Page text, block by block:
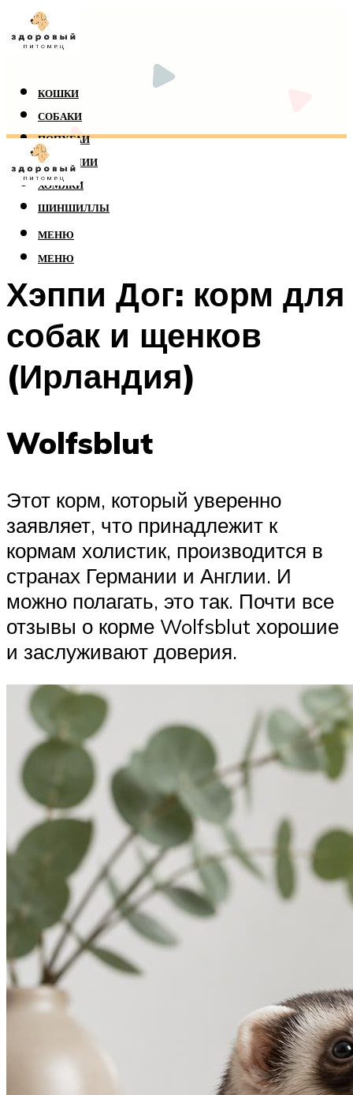
КОШКИ
СОБАКИ
ПОПУГАИ
РЕПТИЛИИ
ХОМЯКИ
ШИНШИЛЛЫ
МЕНЮ
МЕНЮ
Хэппи Дог: корм для
собак и щенков
(Ирландия)
Wolfsblut
Этот корм, который уверенно
заявляет, что принадлежит к
кормам холистик, производится в
странах Германии и Англии. И
можно полагать, это так. Почти все
отзывы о корме Wolfsblut хорошие
и заслуживают доверия.